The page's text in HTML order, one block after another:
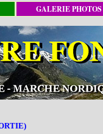
GALERIE PHOTOS